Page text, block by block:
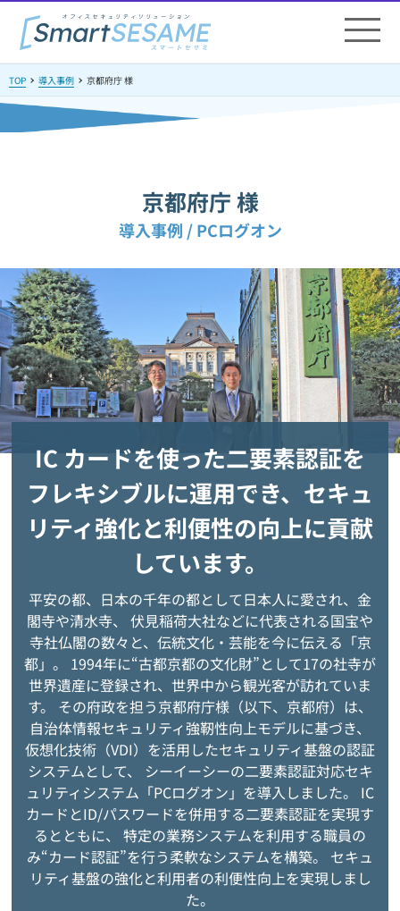
TOP 導入事例 京都府庁 様
京都府庁 様
導入事例 / PCログオン
IC カードを使った二要素認証を
フレキシブルに運用でき、 セキュ
リティ強化と利便性の向上に貢献
しています。
平安の都、日本の千年の都として日本人に愛され、金
閣寺や清水寺、
伏見稲荷大社などに代表される国宝や
寺社仏閣の数々と、伝統文化・芸能を今に伝える「京
都」。
1994年に“古都京都の文化財”として17の社寺が
世界遺産に登録され、世界中から観光客が訪れていま
す。
その府政を担う京都府庁様（以下、京都府）は、
自治体情報セキュリティ強靭性向上モデルに基づき、
仮想化技術（VDI）を活用したセキュリティ基盤の認証
システムとして、
シーイーシーの二要素認証対応セキ
ュリティシステム「PCログオン」を導入しました。
IC
カードとID/パスワードを併用する二要素認証を実現す
るとともに、
特定の業務システムを利用する職員の
み“カード認証”を行う柔軟なシステムを構築。
セキュ
リティ基盤の強化と利用者の利便性向上を実現しまし
た。